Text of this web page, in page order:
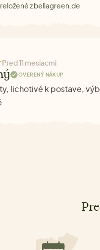
z bellagreen.de
Pred 11 mesiacmi
OVERENÝ NÁKUP
lichotivé k postave,